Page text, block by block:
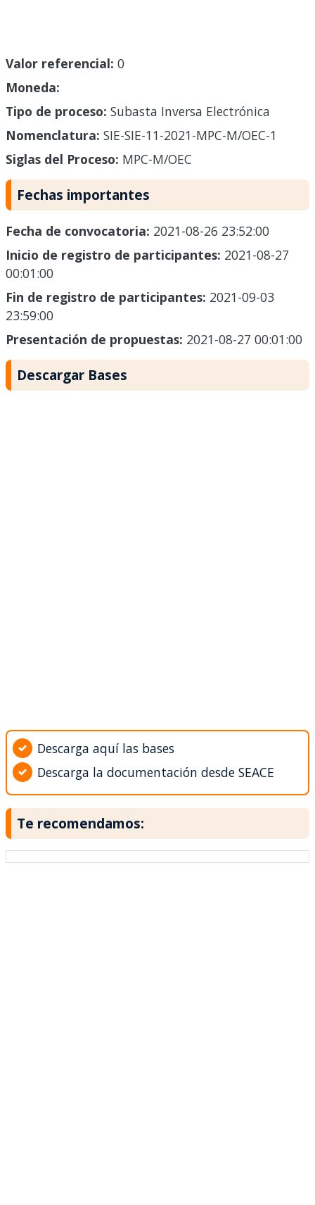
Valor referencial: 0
Moneda:
Tipo de proceso: Subasta Inversa Electrónica
Nomenclatura: SIE-SIE-11-2021-MPC-M/OEC-1
Siglas del Proceso: MPC-M/OEC
Fechas importantes
Fecha de convocatoria: 2021-08-26 23:52:00
Inicio de registro de participantes: 2021-08-27
00:01:00
Fin de registro de participantes: 2021-09-03
23:59:00
Presentación de propuestas: 2021-08-27 00:01:00
Descargar Bases
Descarga aquí las bases
Descarga la documentación desde SEACE
Te recomendamos: